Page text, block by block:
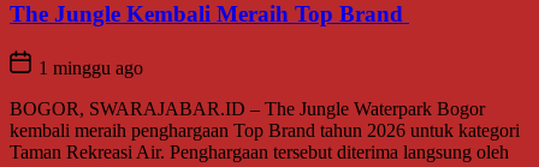
The Jungle Kembali Meraih Top Brand
1 minggu ago
BOGOR, SWARAJABAR.ID – The Jungle Waterpark Bogor
kembali meraih penghargaan Top Brand tahun 2026 untuk kategori
Taman Rekreasi Air. Penghargaan tersebut diterima langsung oleh